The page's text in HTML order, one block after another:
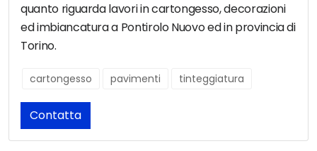
quanto riguarda lavori in cartongesso, decorazioni
ed imbiancatura a Pontirolo Nuovo ed in provincia di
Torino.
cartongesso pavimenti tinteggiatura
Contatta